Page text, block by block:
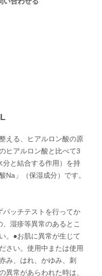
える、ヒアルロン酸の原
ヒアルロン酸と比べて3
と結合する作用）を持
Na」（保湿成分）です。
パッチテストを行ってか
湿疹等異常のあるとこ
。●お肌に異常が生じて
さい。使用中または使用
み、はれ、かゆみ、刺
異常があらわれた時は、